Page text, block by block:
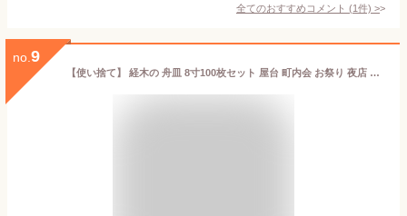
全てのおすすめコメント (1件) >
no. 9
【使い捨て】 経木の 舟皿 8寸100枚セット 屋台 町内会 お祭り 夜店 木皿 薄板 器 業務用 たこ焼きパーティー タコパ 船皿